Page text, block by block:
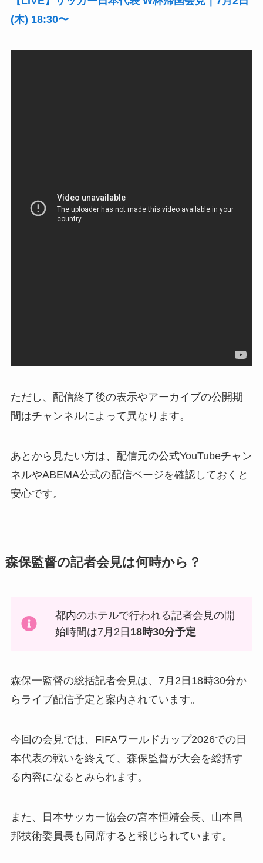
(木) 18:30〜
ただし、配信終了後の表示やアーカイブの公開期
間はチャンネルによって異なります。
あとから見たい方は、配信元の公式YouTubeチャン
ネルやABEMA公式の配信ページを確認しておくと
安心です。
森保監督の記者会見は何時から？
都内のホテルで行われる記者会見の開
始時間は7月2日 18時30分予定
森保一監督の総括記者会見は、7月2日18時30分か
らライブ配信予定と案内されています。
今回の会見では、FIFAワールドカップ2026での日
本代表の戦いを終えて、森保監督が大会を総括す
る内容になるとみられます。
また、日本サッカー協会の宮本恒靖会長、山本昌
邦技術委員長も同席すると報じられています。